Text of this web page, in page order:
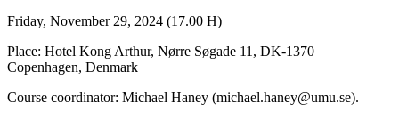
Friday, November 29, 2024 (17.00 H)
Place: Hotel Kong Arthur, Nørre Søgade 11, DK-1370
Copenhagen, Denmark
Course coordinator: Michael Haney (michael.haney@umu.se).